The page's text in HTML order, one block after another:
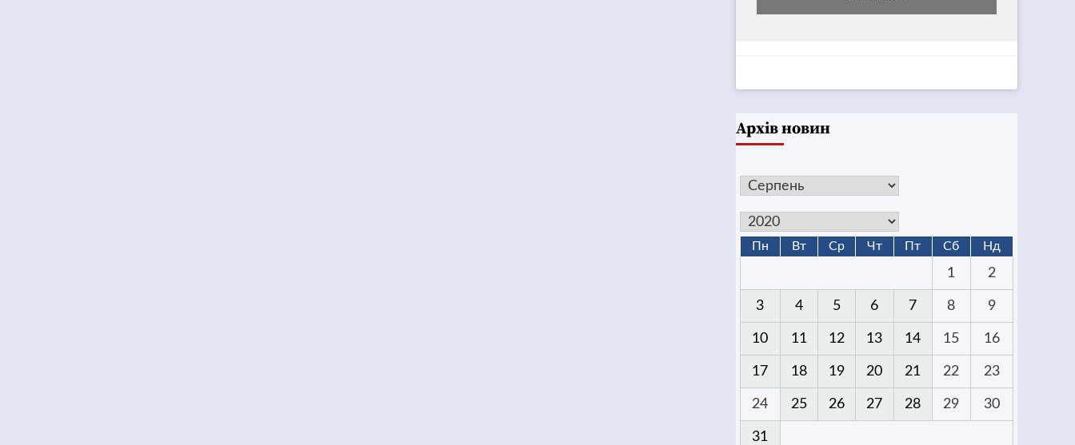
Архів новин
Пн Вт Ср Чт Пт Сб Нд
1 2
3 4 5 6 7 8 9
10 11 12 13 14 15 16
17 18 19 20 21 22 23
24 25 26 27 28 29 30
31